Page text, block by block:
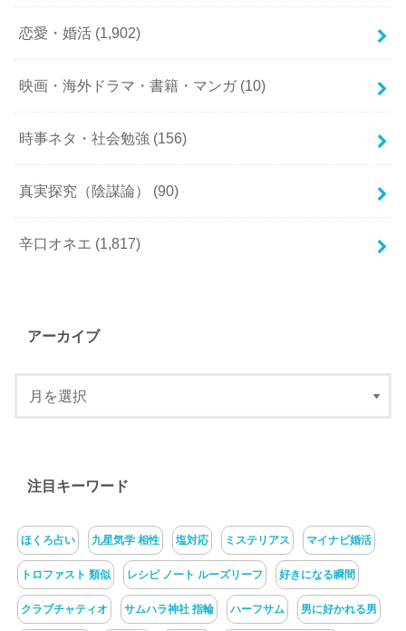
恋愛・婚活 (1,902)
映画・海外ドラマ・書籍・マンガ (10)
時事ネタ・社会勉強 (156)
真実探究（陰謀論） (90)
辛口オネエ (1,817)
アーカイブ
注目キーワード
ほくろ占い 九星気学 相性 塩対応 ミステリアス マイナビ婚活
トロファスト 類似 レシピ ノート ルーズリーフ 好きになる瞬間
クラブチャティオ サムハラ神社 指輪 ハーフサム 男に好かれる男